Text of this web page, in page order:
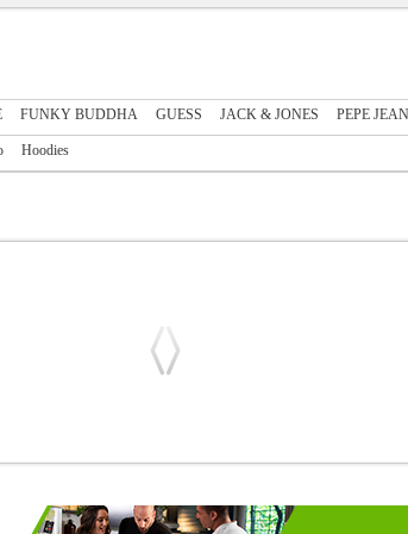
FUNKY BUDDHA GUESS JACK & JONES PEPE
Hoodies
patch με το γράμμα G. Στις μανσέτες,